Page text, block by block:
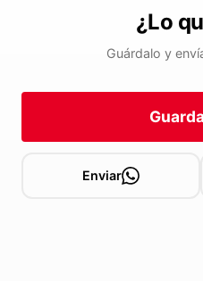
¿Lo
Guárdalo y
Enviar